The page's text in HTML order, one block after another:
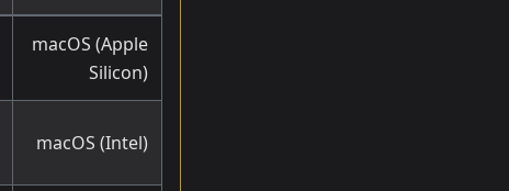
macOS (Apple
Silicon)
macOS (Intel)